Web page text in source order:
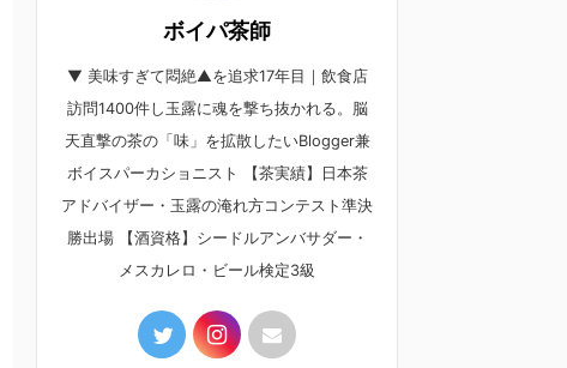
ボイパ茶師
▼ 美味すぎて悶絶▲を追求17年目｜飲食店
訪問1400件し玉露に魂を撃ち抜かれる。脳
天直撃の茶の「味」を拡散したいBlogger兼
ボイスパーカショニスト 【茶実績】日本茶
アドバイザー・玉露の淹れ方コンテスト準決
勝出場 【酒資格】シードルアンバサダー・
メスカレロ・ビール検定3級